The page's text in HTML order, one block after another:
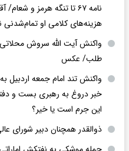
نامه ۶۷ تا تنگه هرمز و
هزینه‌های کلامی او
واکنش آیت الله سروش
طلب/ عکس
واکنش تند امام جمعه
خبر دروغ به رهبری بست و
این جرم است یا خیر؟
ذوالقدر همچنان دبیر شورای